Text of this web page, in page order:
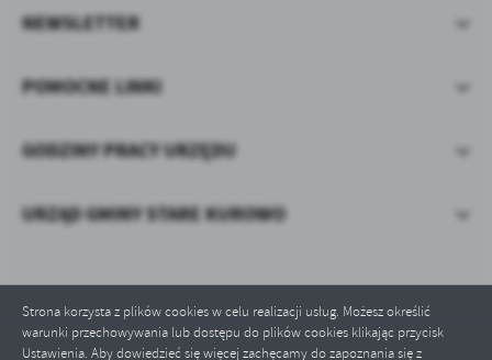
Strona korzysta z plików cookies w celu realizacji usług. Możesz określić
warunki przechowywania lub dostępu do plików cookies klikając przycisk
Ustawienia. Aby dowiedzieć się więcej zachęcamy do zapoznania się z
POMOCNE LINKI
NEWSLETTER
GODZINY PRACY URZĘDU
URZĄD GMINY STARE KUROWO